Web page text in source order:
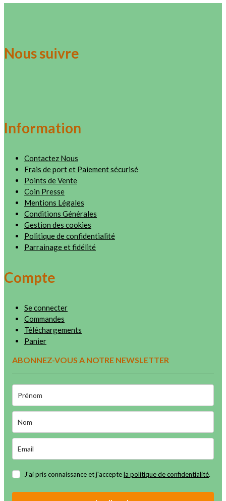
Nous suivre
Information
Contactez Nous
Frais de port et Paiement sécurisé
Points de Vente
Coin Presse
Mentions Légales
Conditions Générales
Gestion des cookies
Politique de confidentialité
Parrainage et fidélité
Compte
Se connecter
Commandes
Téléchargements
Panier
ABONNEZ-VOUS A NOTRE NEWSLETTER
J'ai pris connaissance et j'acceptela politique de confidentialité.